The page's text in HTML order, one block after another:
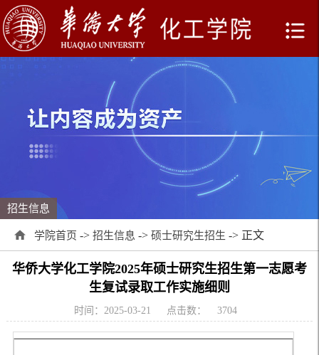
招生信息
学院首页 -> 招生信息 -> 硕士研究生招生 -> 正文
华侨大学化工学院2025年硕士研究生招生第一志愿考
生复试录取工作实施细则
时间：2025-03-21 点击数： 3704